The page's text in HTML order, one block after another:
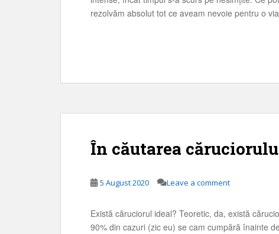
rezolvăm absolut tot ce aveam nevoie pentru o
În căutarea
5 August 2020 Leave a comment
Există căruciorul ideal? Teoretic, da, există
90% din cazuri (zic eu) se cam cumpără înainte